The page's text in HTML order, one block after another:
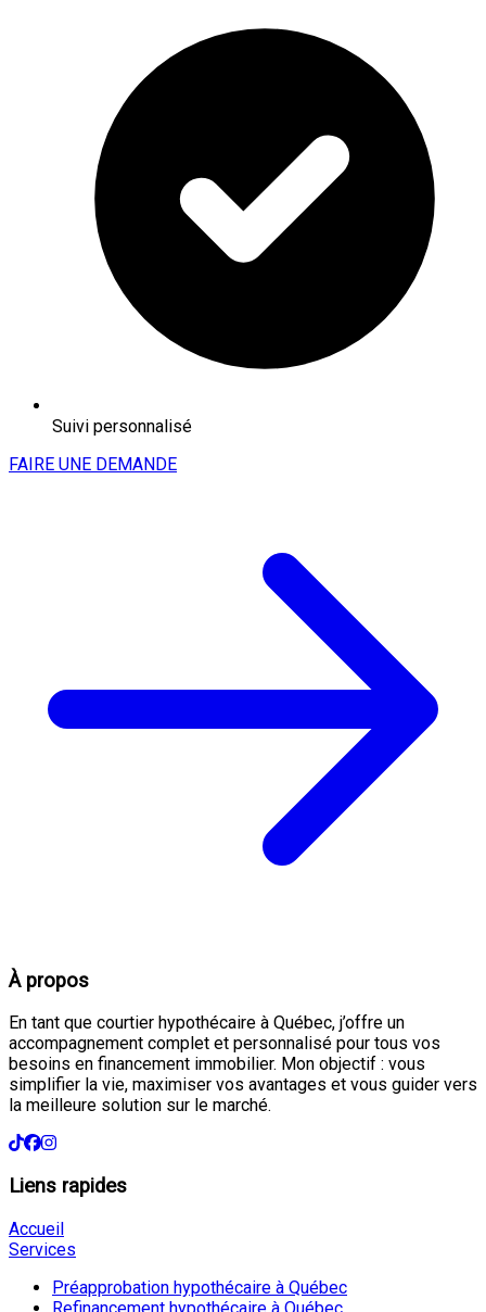
Suivi personnalisé
FAIRE UNE DEMANDE
À propos
En tant que courtier hypothécaire à Québec, j’offre un
accompagnement complet et personnalisé pour tous vos
besoins en financement immobilier. Mon objectif : vous
simplifier la vie, maximiser vos avantages et vous guider vers
la meilleure solution sur le marché.
Liens rapides
Accueil
Services
Préapprobation hypothécaire à Québec